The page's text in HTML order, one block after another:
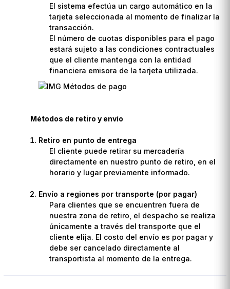
El sistema efectúa un cargo automático en la
tarjeta seleccionada al momento de finalizar la
transacción.
El número de cuotas disponibles para el pago
estará sujeto a las condiciones contractuales
que el cliente mantenga con la entidad
financiera emisora de la tarjeta utilizada.
Métodos de retiro y envío
Retiro en punto de entrega
El cliente puede retirar su mercadería
directamente en nuestro punto de retiro, en el
horario y lugar previamente informado.
Envío a regiones por transporte (por pagar)
Para clientes que se encuentren fuera de
nuestra zona de retiro, el despacho se realiza
únicamente a través del transporte que el
cliente elija. El costo del envío es por pagar y
debe ser cancelado directamente al
transportista al momento de la entrega.